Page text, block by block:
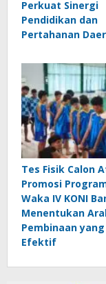
Perkuat Sinergi
Pendidikan dan
Pertahanan
Tes Fisik Calon
Promosi
Waka IV KONI
Menentukan
Pembinaan
Efektif